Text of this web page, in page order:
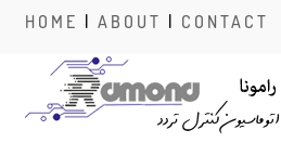
HOME | ABOUT | CONTACT